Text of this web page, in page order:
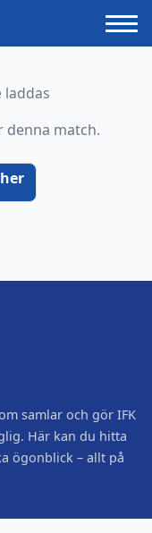
laddas
denna match.
samlar och gör IFK
Här kan du hitta
ögonblick – allt på